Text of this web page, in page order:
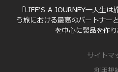
「LIFE'S A JOURNEY―人生は
う旅における最高のパートナー
を中心に製品を作り
サイトマ